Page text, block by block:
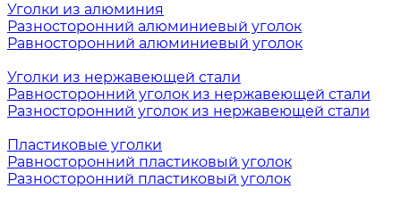
Уголки из алюминия
Разносторонний алюминиевый уголок
Равносторонний алюминиевый уголок
Уголки из нержавеющей стали
Равносторонний уголок из нержавеющей стали
Разносторонний уголок из нержавеющей стали
Пластиковые уголки
Равносторонний пластиковый уголок
Разносторонний пластиковый уголок